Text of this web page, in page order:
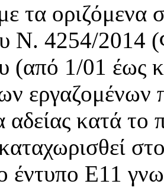
τα
Ν. 4254/2014
(από 1/01 έως
εργαζομένων
αδείας κατά το
έντυπο Ε11